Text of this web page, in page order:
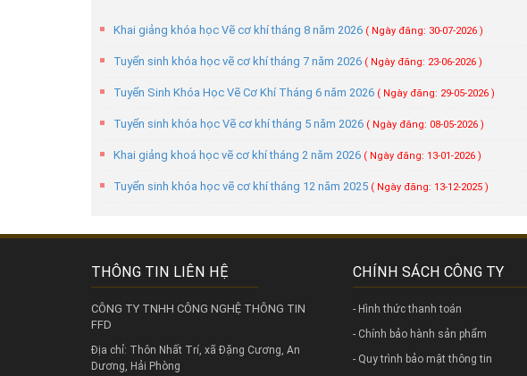
Khai giảng khóa học Vẽ cơ khí tháng 8 năm 2026 ( Ngày đăng: 30-07-2026 )
Tuyển sinh khóa học vẽ cơ khí tháng 7 năm 2026 ( Ngày đăng: 23-06-2026 )
Tuyển Sinh Khóa Học Vẽ Cơ Khí Tháng 6 năm 2026 ( Ngày đăng: 29-05-2026 )
Tuyển sinh khóa học Vẽ cơ khí tháng 5 năm 2026 ( Ngày đăng: 08-05-2026 )
Khai giảng khoá học vẽ cơ khí tháng 2 năm 2026 ( Ngày đăng: 13-01-2026 )
Tuyển sinh khóa học vẽ cơ khí tháng 12 năm 2025 ( Ngày đăng: 13-12-2025 )
THÔNG TIN LIÊN HỆ
CÔNG TY TNHH CÔNG NGHỆ THÔNG TIN
FFD
Địa chỉ: Thôn Nhất Trí, xã Đặng Cương, An
Dương, Hải Phòng
CHÍNH SÁCH CÔNG TY
- Hình thức thanh toán
- Chính bảo hành sản phẩm
- Quy trình bảo mật thông tin